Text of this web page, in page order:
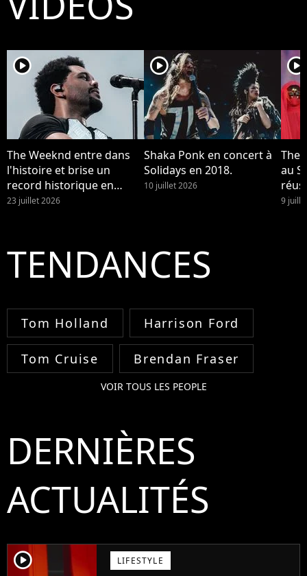
player2
The Weeknd entre dans
l'histoire et brise un
record historique en
France
23 juillet 2026
player2
Shaka Ponk en concert à
Solidays en 2018.
10 juillet 2026
player2
The
au
9
TENDANCES
Tom Holland Harrison Ford
Tom Cruise Brendan Fraser
VOIR TOUS LES PEOPLE
DERNIÈRES
ACTUALITÉS
player2 LIFESTYLE